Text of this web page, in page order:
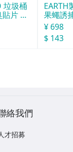
垃圾桶
片 約
EARTH
果蠅誘
¥ 698
$ 143
絡我們
才招募